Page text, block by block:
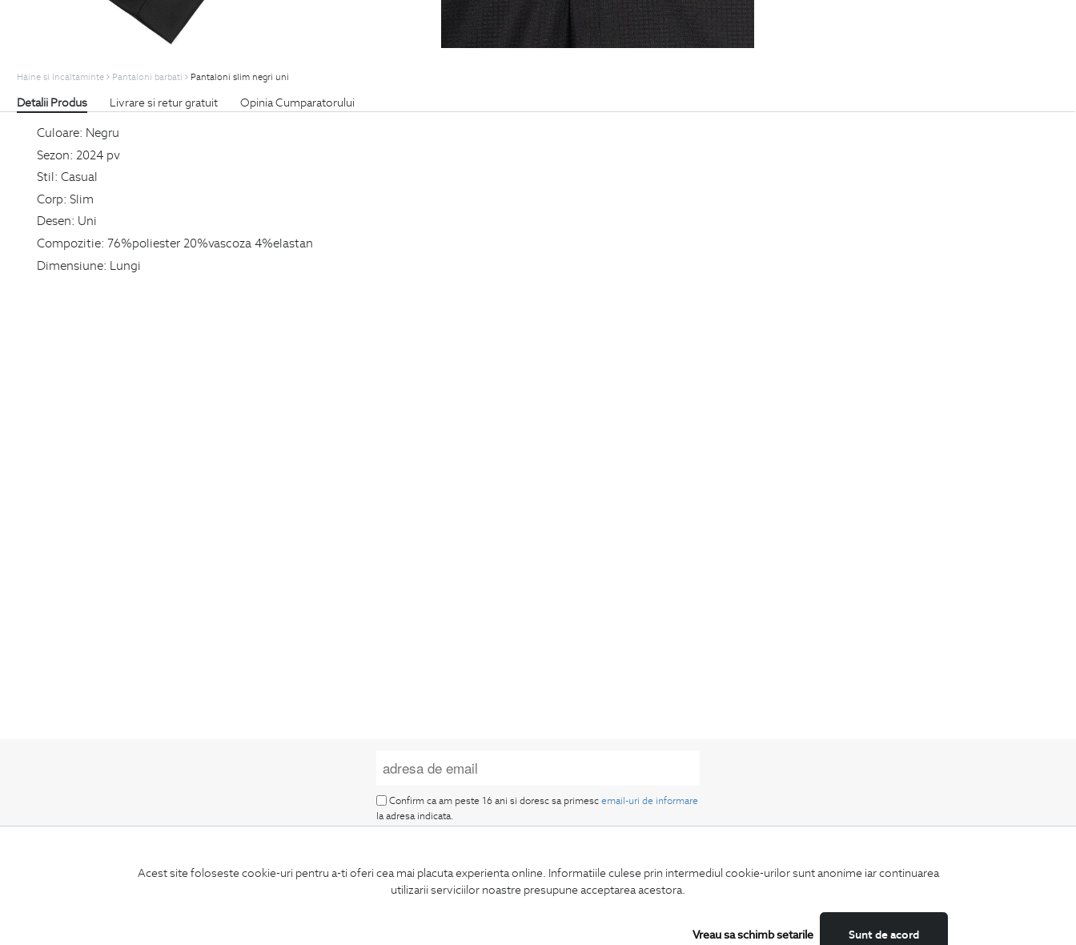
Acest site foloseste cookie-uri pentru a-ti oferi cea mai placuta experienta online. Informatiile culese prin intermediul cookie-urilor sunt anonime iar continuarea
utilizarii serviciilor noastre presupune acceptarea acestora.
Sunt de acord
Vreau sa schimb setarile
Haine si Incaltaminte Pantaloni barbati Pantaloni slim negri uni
Detalii Produs Livrare si retur gratuit Opinia Cumparatorului
Culoare: Negru
Sezon: 2024 pv
Stil: Casual
Corp: Slim
Desen: Uni
Compozitie: 76%poliester 20%vascoza 4%elastan
Dimensiune: Lungi
ABONEAZA-TE
LA NEWSLETTER
Confirm ca am peste 16 ani si doresc sa primescemail-uri de informare
la adresa indicata.